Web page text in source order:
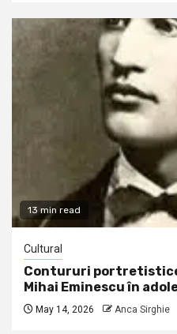
13 min read
Cultural
Contururi
Mihai Eminescu în
May 14, 2026 Anca Sirghie